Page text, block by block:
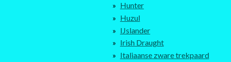
Hunter
Huzul
IJslander
Irish Draught
Italiaanse zware trekpaard